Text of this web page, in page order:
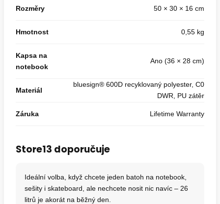
Rozměry 50 × 30 × 16 cm
Hmotnost 0,55 kg
Kapsa na
notebook
Ano (36 × 28 cm)
Materiál
bluesign® 600D recyklovaný polyester, C0
DWR, PU zátěr
Záruka Lifetime Warranty
Store13 doporučuje
Ideální volba, když chcete jeden batoh na notebook,
sešity i skateboard, ale nechcete nosit nic navíc – 26
litrů je akorát na běžný den.